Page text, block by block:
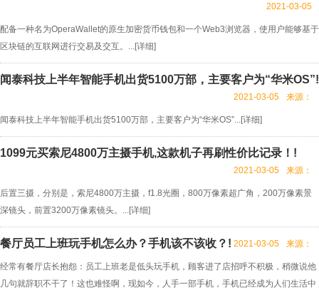
2021-03-05
配备一种名为OperaWallet的原生加密货币钱包和一个Web3浏览器，使用户能够基于
区块链的互联网进行交易及交互。...[详细]
闻泰科技上半年智能手机出货5100万部，主要客户为“华米OS”!
来源：
2021-03-05
闻泰科技上半年智能手机出货5100万部，主要客户为“华米OS”...[详细]
1099元买索尼4800万主摄手机,这款机子再刷性价比记录！!
来源：
2021-03-05
后置三摄，分别是，索尼4800万主摄，f1.8光圈，800万像素超广角，200万像素景
深镜头，前置3200万像素镜头。...[详细]
餐厅员工上班玩手机怎么办？手机该不该收？! 来源：
2021-03-05
经常有餐厅店长抱怨：员工上班老是低头玩手机，顾客进了店招呼不积极，稍微说他
几句就辞职不干了！这也难怪啊，现如今，人手一部手机，手机已经成为人们生活中